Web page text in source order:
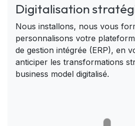
Digitalisation
Nous installons, nous vous
personnalisons votre
de gestion intégrée (ERP), en
anticiper les transformations
business model digitalisé.